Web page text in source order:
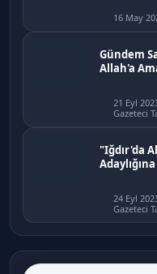
16 May
Gündem
Allah'a
21 Eyl
Gazeteci
"Iğdır'da
24 Eyl
Gazeteci